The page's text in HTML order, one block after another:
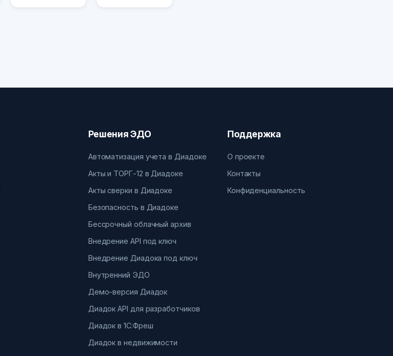
Решения ЭДО
Автоматизация учета в Диадоке
Акты и ТОРГ-12 в Диадоке
Акты сверки в Диадоке
Безопасность в Диадоке
Бессрочный облачный архив
Внедрение API под ключ
Внедрение Диадока под ключ
Внутренний ЭДО
Демо-версия Диадок
Диадок API для разработчиков
Диадок в 1С:Фреш
Диадок в недвижимости
Поддержка
О проекте
Контакты
Конфиденциальность